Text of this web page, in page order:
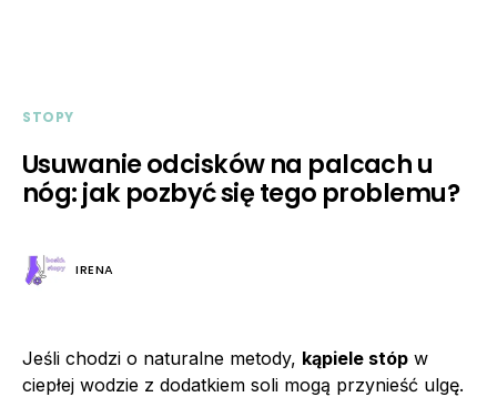
STOPY
Usuwanie odcisków na palcach u
nóg: jak pozbyć się tego problemu?
IRENA
Jeśli chodzi o naturalne metody, kąpiele stóp w
ciepłej wodzie z dodatkiem soli mogą przynieść ulgę.